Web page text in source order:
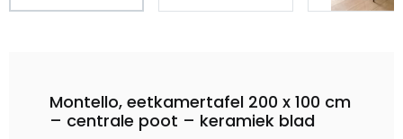
Montello, eetkamertafel 200 x 100 cm
– centrale poot – keramiek blad